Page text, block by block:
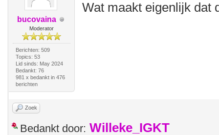
bucovaina
Moderator
Berichten: 509
Topics: 53
Lid sinds: May 2024
Bedankt: 76
981 x bedankt in 476
berichten
Wat maakt eigenlijk dat
Zoek
Bedankt door: Willeke_IGKT